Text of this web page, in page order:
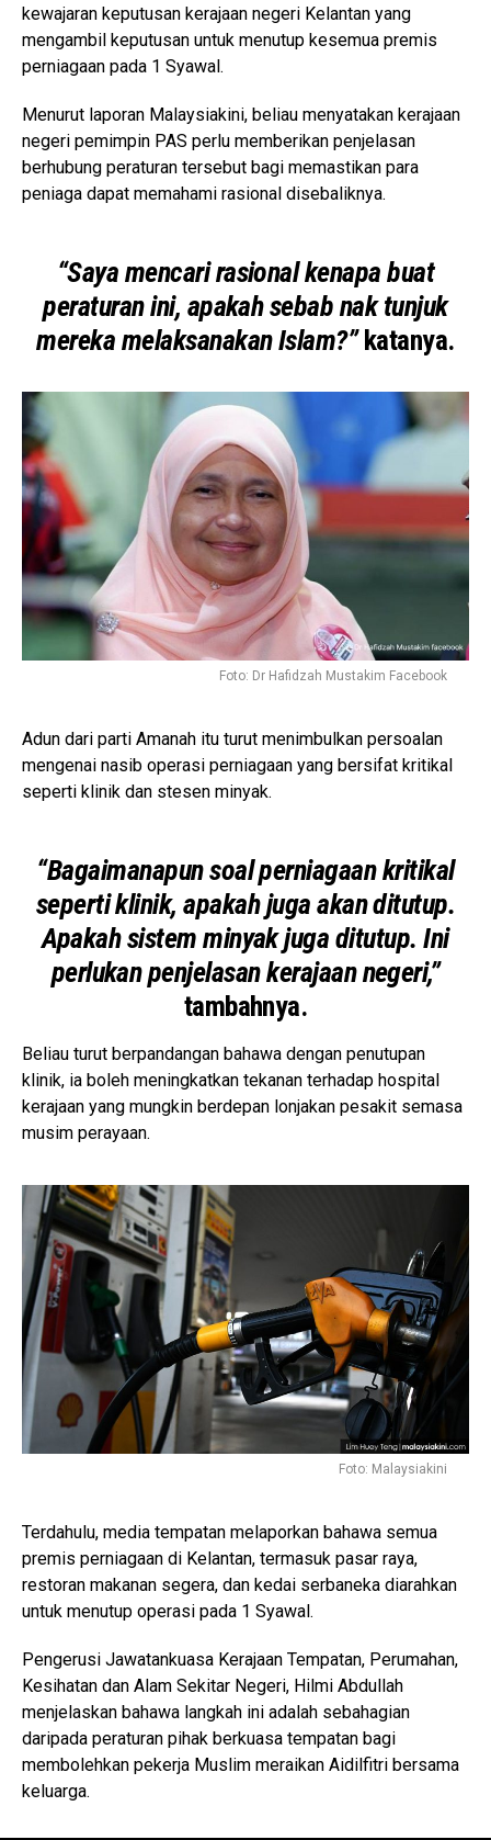
kewajaran keputusan kerajaan negeri Kelantan yang
mengambil keputusan untuk menutup kesemua premis
perniagaan pada 1 Syawal.
Menurut laporan Malaysiakini, beliau menyatakan kerajaan
negeri pemimpin PAS perlu memberikan penjelasan
berhubung peraturan tersebut bagi memastikan para
peniaga dapat memahami rasional disebaliknya.
“Saya mencari rasional kenapa buat
peraturan ini, apakah sebab nak tunjuk
mereka melaksanakan Islam?”katanya.
Foto: Dr Hafidzah Mustakim Facebook
Adun dari parti Amanah itu turut menimbulkan persoalan
mengenai nasib operasi perniagaan yang bersifat kritikal
seperti klinik dan stesen minyak.
“Bagaimanapun soal perniagaan kritikal
seperti klinik, apakah juga akan ditutup.
Apakah sistem minyak juga ditutup. Ini
perlukan penjelasan kerajaan negeri,”
tambahnya.
Beliau turut berpandangan bahawa dengan penutupan
klinik, ia boleh meningkatkan tekanan terhadap hospital
kerajaan yang mungkin berdepan lonjakan pesakit semasa
musim perayaan.
Foto: Malaysiakini
Terdahulu, media tempatan melaporkan bahawa semua
premis perniagaan di Kelantan, termasuk pasar raya,
restoran makanan segera, dan kedai serbaneka diarahkan
untuk menutup operasi pada 1 Syawal.
Pengerusi Jawatankuasa Kerajaan Tempatan, Perumahan,
Kesihatan dan Alam Sekitar Negeri, Hilmi Abdullah
menjelaskan bahawa langkah ini adalah sebahagian
daripada peraturan pihak berkuasa tempatan bagi
membolehkan pekerja Muslim meraikan Aidilfitri bersama
keluarga.